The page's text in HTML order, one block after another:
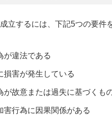
立するには、下記5つの要件
が違法である
損害が発生している
が故意または過失に基づくも
害行為に因果関係がある